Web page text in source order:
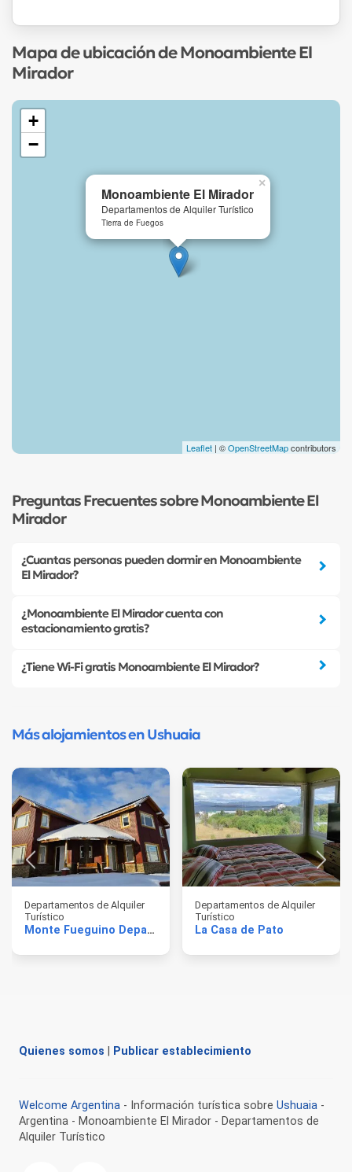
Mapa de ubicación de Monoambiente El
Mirador
Monoambiente El Mirador
Departamentos de Alquiler Turístico
Tierra de Fuegos
×
+
−
Leaflet | ©OpenStreetMapcontributors
Preguntas Frecuentes sobre Monoambiente El
Mirador
¿Cuantas personas pueden dormir en Monoambiente
El Mirador?
¿Monoambiente El Mirador cuenta con
estacionamiento gratis?
¿Tiene Wi-Fi gratis Monoambiente El Mirador?
Más alojamientos en Ushuaia
Departamentos de Alquiler
Turístico
Monte Fueguino Departamentos
Departamentos de Alquiler
Turístico
La Casa de Pato
Quienes somos Publicar establecimiento
Welcome Argentina - Información turística sobre Ushuaia -
Argentina - Monoambiente El Mirador - Departamentos de
Alquiler Turístico